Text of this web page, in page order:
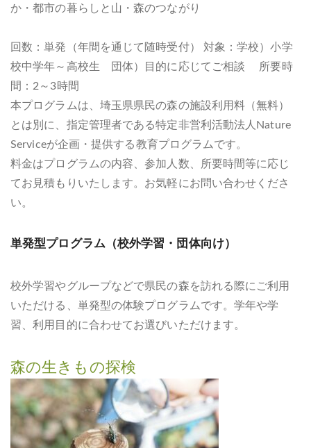
か・都市の暮らしと山・森のつながり
回数：単発（年間を通じて随時受付） 対象：学校）小学
校中学年～高校生 団体）目的に応じてご相談 所要時
間：2～3時間
本プログラムは、埼玉県県民の森の施設利用料（無料）
とは別に、指定管理者である特定非営利活動法人Nature
Serviceが企画・提供する教育プログラムです。
料金はプログラムの内容、参加人数、所要時間等に応じ
てお見積もりいたします。お気軽にお問い合わせくださ
い。
単発型プログラム（校外学習・団体向け）
校外学習やグループなどで県民の森を訪れる際にご利用
いただける、単発型の体験プログラムです。学年や学
習、利用目的に合わせてお選びいただけます。
森の生きもの探検